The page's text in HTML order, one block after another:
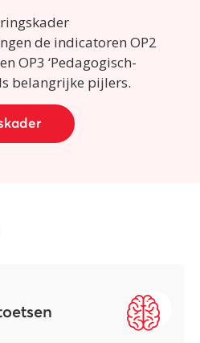
de indicatoren OP2
OP3 ‘Pedagogisch-
belangrijke pijlers.